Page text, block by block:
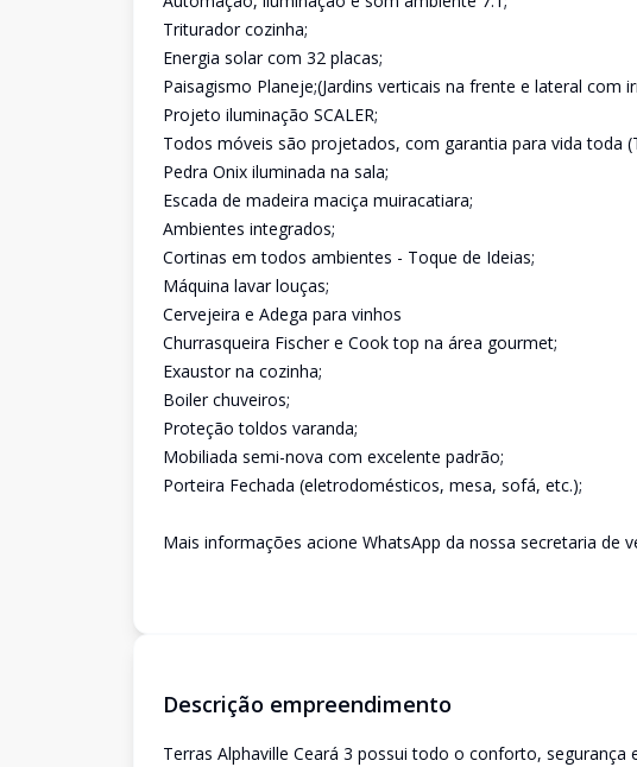
Triturador cozinha;
Energia solar com 32 placas;
Paisagismo Planeje;(Jardins verticais na frente e lateral com
Projeto iluminação SCALER;
Todos móveis são projetados, com garantia para vida toda
Pedra Onix iluminada na sala;
Escada de madeira maciça muiracatiara;
Ambientes integrados;
Cortinas em todos ambientes - Toque de Ideias;
Máquina lavar louças;
Cervejeira e Adega para vinhos
Churrasqueira Fischer e Cook top na área gourmet;
Exaustor na cozinha;
Boiler chuveiros;
Proteção toldos varanda;
Mobiliada semi-nova com excelente padrão;
Porteira Fechada (eletrodomésticos, mesa, sofá, etc.);
Mais informações acione WhatsApp da nossa secretaria de
Descrição empreendimento
Terras Alphaville Ceará 3 possui todo o conforto,